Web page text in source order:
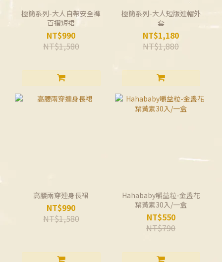
極簡系列-大人自帶安全褲
百摺短裙
NT$990
NT$1,580
極簡系列-大人短版連帽外
套
NT$1,180
NT$1,880
高腰兩穿連身長裙
NT$990
NT$1,580
Hahababy嚼益粒-金盞花
葉黃素30入/一盒
NT$550
NT$790